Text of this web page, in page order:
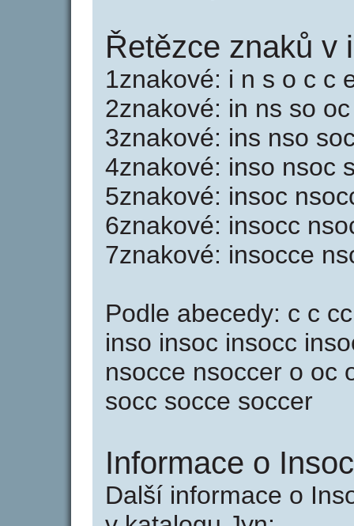
Řetězce znaků v
1znakové: i n s o c c
2znakové: in ns so
3znakové: ins nso
4znakové: inso nsoc
5znakové: insoc
6znakové: insocc
7znakové: insocce
Podle abecedy: c c
inso insoc insocc
nsocce nsoccer o oc
socc socce soccer
Informace o
Další informace o